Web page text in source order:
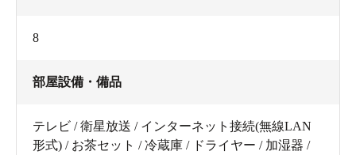
8
部屋設備・備品
テレビ / 衛星放送 / インターネット接続(無線LAN
形式) / お茶セット / 冷蔵庫 / ドライヤー / 加湿器 /